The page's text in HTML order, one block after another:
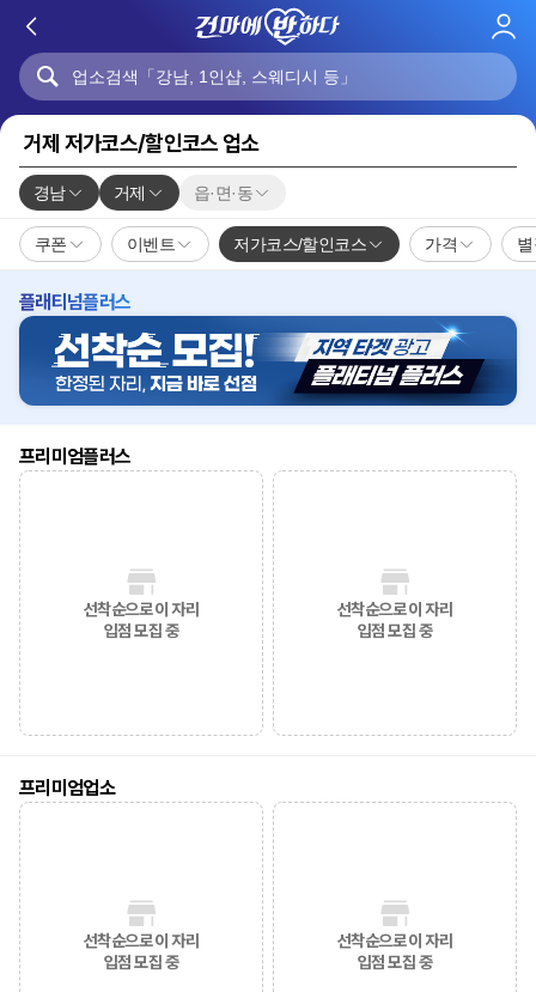
로
거제 저가코스/할인코스 업소
경남 거제 읍·면·동
쿠폰 이벤트 저가코스/할인코스 가격
플래티넘플러스
프리미엄플러스
선착순으로 이 자리
입점 모집 중
선착순으로 이 자리
입점 모집 중
프리미엄업소
선착순으로 이 자리
입점 모집 중
선착순으로 이 자리
입점 모집 중